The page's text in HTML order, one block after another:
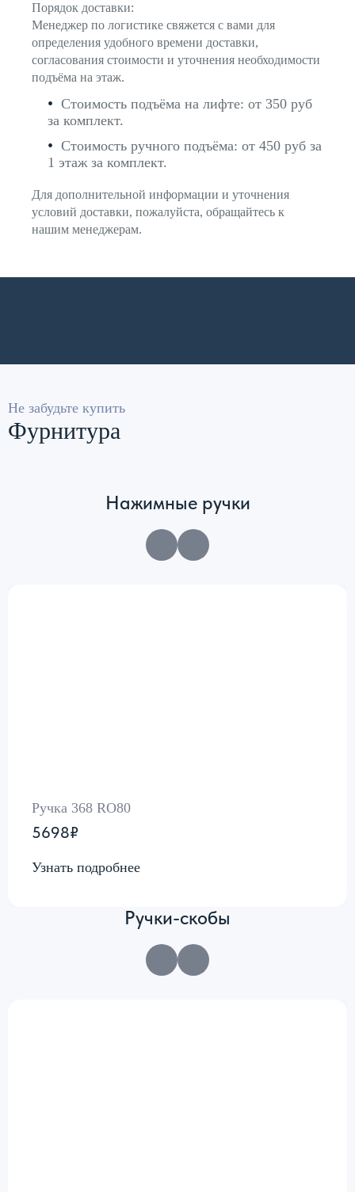
Порядок доставки:
Менеджер по логистике свяжется с вами для
определения удобного времени доставки,
согласования стоимости и уточнения необходимости
подъёма на этаж.
Стоимость подъёма на лифте: от 350 руб
за комплект.
Стоимость ручного подъёма: от 450 руб за
1 этаж за комплект.
Для дополнительной информации и уточнения
условий доставки, пожалуйста, обращайтесь к
нашим менеджерам.
Не забудьте купить
Фурнитура
Нажимные ручки
Ручка 368 RO80
5698₽
Узнать подробнее
Ручки-скобы